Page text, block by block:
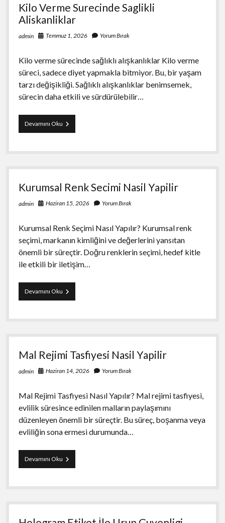
Kilo Verme Surecinde Saglikli
Aliskanliklar
admin Temmuz 1, 2026 Yorum Bırak
Kilo verme sürecinde sağlıklı alışkanlıklar Kilo verme
süreci, sadece diyet yapmakla bitmiyor. Bu, bir yaşam
tarzı değişikliği. Sağlıklı alışkanlıklar benimsemek,
sürecin daha etkili ve sürdürülebilir…
Devamını OkuKilo
Verme
Saglikli
Kurumsal Renk Secimi Nasil Yapilir
admin Haziran 15, 2026 Yorum Bırak
Kurumsal Renk Seçimi Nasıl Yapılır? Kurumsal renk
seçimi, markanın kimliğini ve değerlerini yansıtan
önemli bir süreçtir. Doğru renklerin seçimi, hedef kitle
ile etkili bir iletişim…
Devamını OkuKurumsal
Renk
Nasil
Mal Rejimi Tasfiyesi Nasil Yapilir
admin Haziran 14, 2026 Yorum Bırak
Mal Rejimi Tasfiyesi Nasıl Yapılır? Mal rejimi tasfiyesi,
evlilik süresince edinilen malların paylaşımını
düzenleyen önemli bir süreçtir. Bu süreç, boşanma veya
evliliğin sona ermesi durumunda…
Devamını OkuMal
Rejimi
Nasil